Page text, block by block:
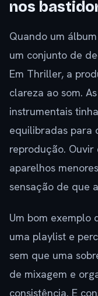
nos
Quando um
um conjunto de
Em Thriller, a
clareza ao som.
instrumentais
equilibradas para
reprodução. Ouvir
aparelhos
sensação de que
Um bom exemplo
uma playlist e
sem que uma
de mixagem e
consistência. E